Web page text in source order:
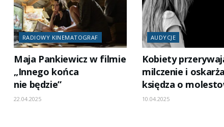
RADIOWY KINEMATOGRAF
Maja Pankiewicz w filmie
„Innego końca
nie będzie”
22.04.2025
AUDYCJE
Kobiety
milczenie i
księdza o
10.04.2025